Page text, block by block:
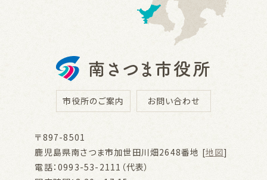
市役所のご案内 お問い合わせ
〒897-8501
鹿児島県南さつま市加世田川畑2648番地 [地図]
電話：0993-53-2111（代表）